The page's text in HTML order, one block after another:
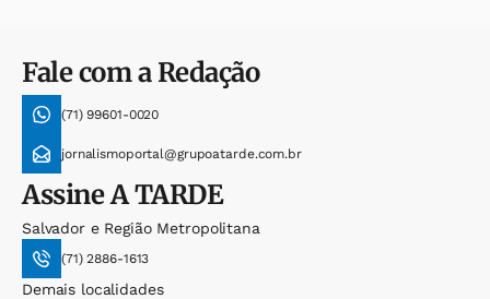
Fale com a Redação
(71) 99601-0020
jornalismoportal@grupoatarde.com.br
AssineA TARDE
Salvador e Região Metropolitana
(71) 2886-1613
Demais localidades